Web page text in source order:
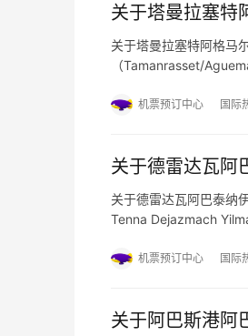
关于塔曼拉塞特
关于塔曼拉塞特阿格马
（Tamanrasset/
的关于该机场…
机票预订中心 国际
关于德雷达瓦阿
关于德雷达瓦阿巴泰纳
Tenna Dejazmach
机票预订中心 国际
关于阿巴斯港阿